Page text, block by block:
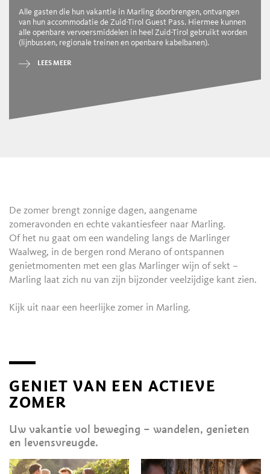
Alle gasten die hun vakantie in Marling doorbrengen, ontvangen
van hun accommodatie de Zuid-Tirol Guest Pass. Hiermee kunnen
alle openbare vervoersmiddelen in heel Zuid-Tirol gebruikt worden
(lijnbussen, regionale treinen en openbare kabelbanen).
LEES MEER
De zomer brengt zonnige dagen, aangename
zomeravonden en echte vakantiesfeer naar Marling.
Of het nu gaat om een wandeling langs de Marlinger
Waalweg, in de bergen rond Merano of ontspannen
genietmomenten met een glas Marlinger wijn of sekt –
Marling laat zich nu van zijn bijzonder veelzijdige kant zien.
Kijk uit naar een heerlijke zomer in Marling.
GENIET VAN EEN ACTIEVE
ZOMER
Uw vakantie vol beweging – wandelen, genieten
en levensvreugde.